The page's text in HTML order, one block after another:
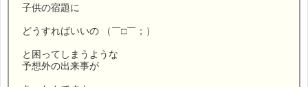
子供の宿題に
どうすればいいの （￣□￣；）
と困ってしまうような
予想外の出来事が